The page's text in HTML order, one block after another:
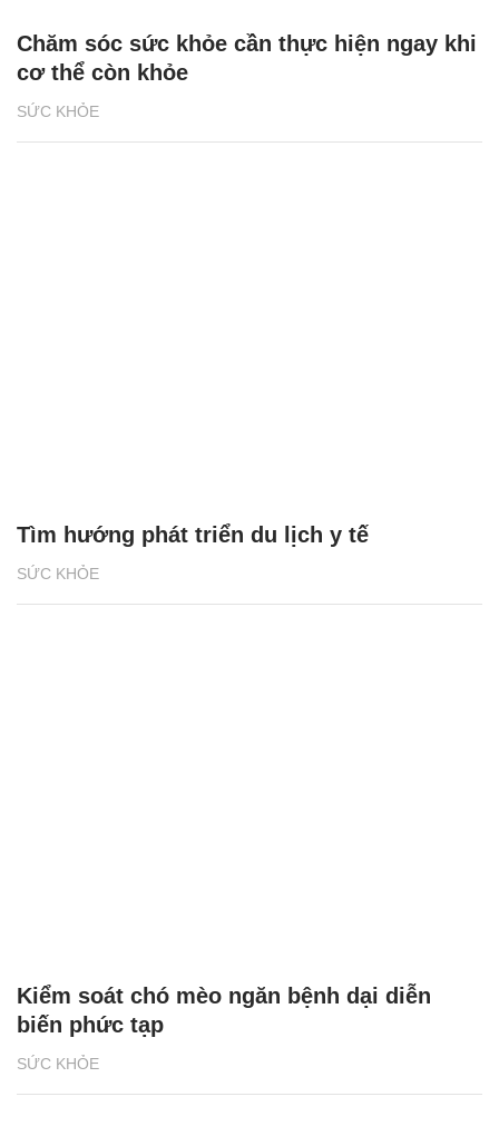
SỨC KHỎE
Chăm sóc sức khỏe cần thực hiện ngay khi
cơ thể còn khỏe
SỨC KHỎE
Tìm hướng phát triển du lịch y tế
SỨC KHỎE
Kiểm soát chó mèo ngăn bệnh dại diễn
biến phức tạp